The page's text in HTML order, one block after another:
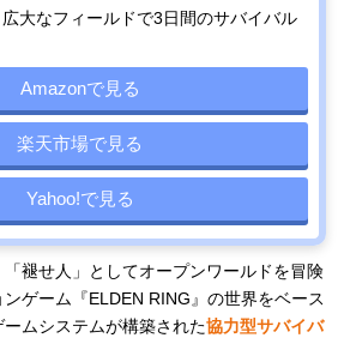
大なフィールドで3日間のサバイバル
Amazonで見る
楽天市場で見る
Yahoo!で見る
褪せ人」としてオープンワールドを冒険
ゲーム『ELDEN RING』の世界をベース
ムシステムが構築された協力型サバイバ